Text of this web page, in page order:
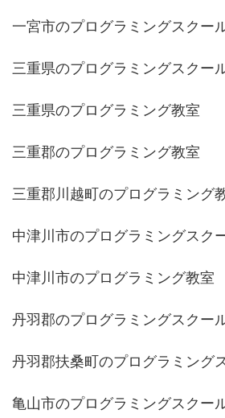
一宮市のプログラミングスクー
三重県のプログラミングスクー
三重県のプログラミング教室
三重郡のプログラミング教室
三重郡川越町のプログラミング
中津川市のプログラミングスク
中津川市のプログラミング教室
丹羽郡のプログラミングスクー
丹羽郡扶桑町のプログラミング
亀山市のプログラミングスクー